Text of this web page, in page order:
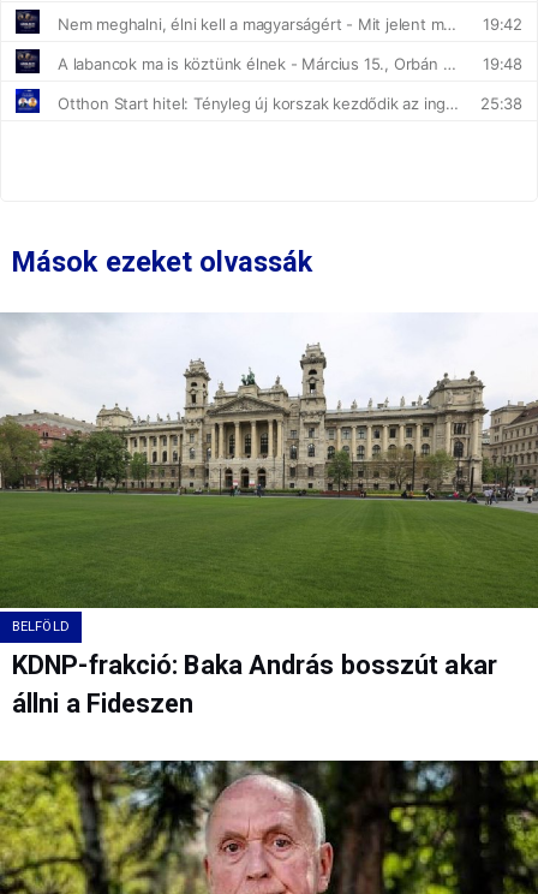
Mások ezeket olvassák
BELFÖLD
KDNP-frakció: Baka András bosszút akar
állni a Fideszen